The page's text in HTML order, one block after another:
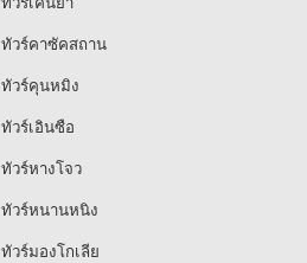
ทัวร์คาซัคสถาน
ทัวร์คุนหมิง
ทัวร์เอินซือ
ทัวร์หางโจว
ทัวร์หนานหนิง
ทัวร์มองโกเลีย